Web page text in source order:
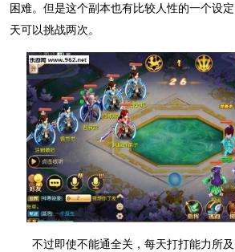
困难。但是这个副本也有比较人性的一个设
天可以挑战两次。
不过即使不能通全关，每天打打能力所